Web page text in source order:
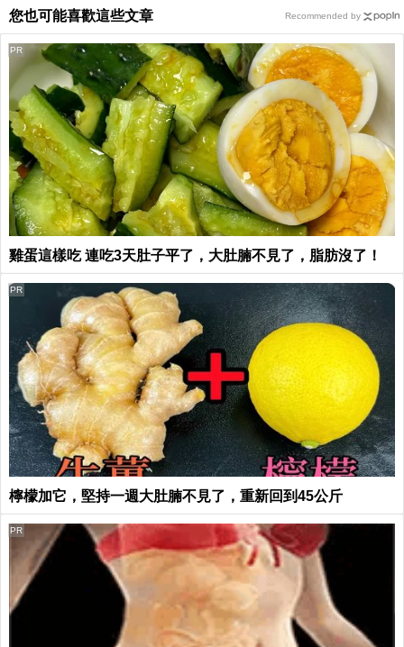
您也可能喜歡這些文章
雞蛋這樣吃 連吃3天肚子平了，大肚腩不見了，脂肪沒了！
PR
檸檬加它，堅持一週大肚腩不見了，重新回到45公斤
PR
PR
Recommended by